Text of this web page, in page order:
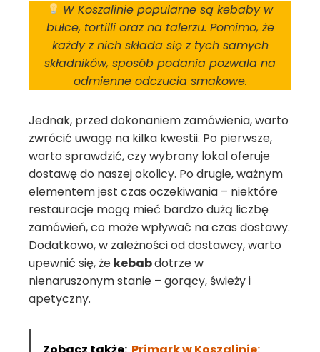
W Koszalinie popularne są kebaby w
bułce, tortilli oraz na talerzu. Pomimo, że
każdy z nich składa się z tych samych
składników, sposób podania pozwala na
odmienne odczucia smakowe.
Jednak, przed dokonaniem zamówienia, warto
zwrócić uwagę na kilka kwestii. Po pierwsze,
warto sprawdzić, czy wybrany lokal oferuje
dostawę do naszej okolicy. Po drugie, ważnym
elementem jest czas oczekiwania – niektóre
restauracje mogą mieć bardzo dużą liczbę
zamówień, co może wpływać na czas dostawy.
Dodatkowo, w zależności od dostawcy, warto
upewnić się, że kebabdotrze w
nienaruszonym stanie – gorący, świeży i
apetyczny.